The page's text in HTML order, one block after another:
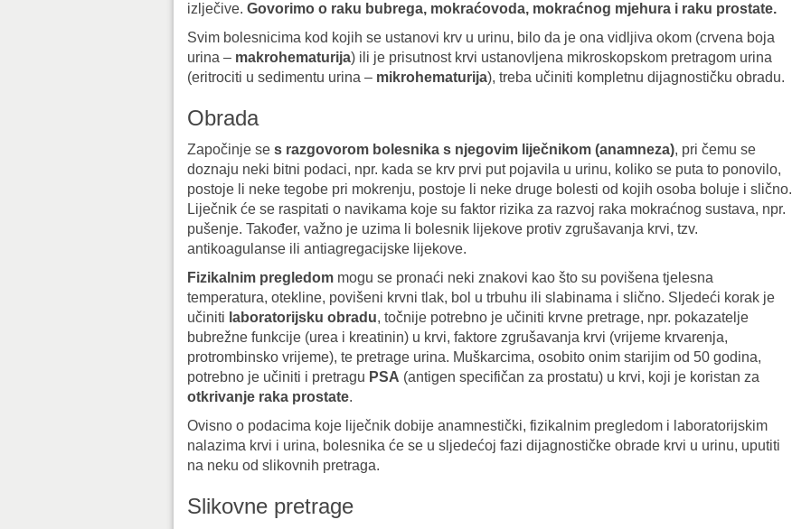
izlječive. Govorimo o raku bubrega, mokraćovoda, mokraćnog mjehura i raku prostate.
Svim bolesnicima kod kojih se ustanovi krv u urinu, bilo da je ona vidljiva okom (crvena boja
urina – makrohematurija) ili je prisutnost krvi ustanovljena mikroskopskom pretragom urina
(eritrociti u sedimentu urina – mikrohematurija), treba učiniti kompletnu dijagnostičku obradu.
Obrada
Započinje se s razgovorom bolesnika s njegovim liječnikom (anamneza), pri čemu se
doznaju neki bitni podaci, npr. kada se krv prvi put pojavila u urinu, koliko se puta to ponovilo,
postoje li neke tegobe pri mokrenju, postoje li neke druge bolesti od kojih osoba boluje i slično.
Liječnik će se raspitati o navikama koje su faktor rizika za razvoj raka mokraćnog sustava, npr.
pušenje. Također, važno je uzima li bolesnik lijekove protiv zgrušavanja krvi, tzv.
antikoagulanse ili antiagregacijske lijekove.
Fizikalnim pregledom mogu se pronaći neki znakovi kao što su povišena tjelesna
temperatura, otekline, povišeni krvni tlak, bol u trbuhu ili slabinama i slično. Sljedeći korak je
učiniti laboratorijsku obradu, točnije potrebno je učiniti krvne pretrage, npr. pokazatelje
bubrežne funkcije (urea i kreatinin) u krvi, faktore zgrušavanja krvi (vrijeme krvarenja,
protrombinsko vrijeme), te pretrage urina. Muškarcima, osobito onim starijim od 50 godina,
potrebno je učiniti i pretragu PSA (antigen specifičan za prostatu) u krvi, koji je koristan za
otkrivanje raka prostate.
Ovisno o podacima koje liječnik dobije anamnestički, fizikalnim pregledom i laboratorijskim
nalazima krvi i urina, bolesnika će se u sljedećoj fazi dijagnostičke obrade krvi u urinu, uputiti
na neku od slikovnih pretraga.
Slikovne pretrage